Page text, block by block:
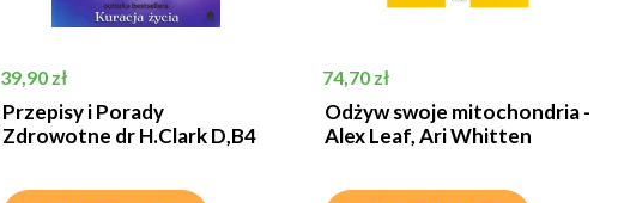
Cena
39,90 zł
Przepisy i Porady
Zdrowotne dr H.Clark D,B4
Cena
74,70 zł
Odżyw swoje mitochondria -
Alex Leaf, Ari Whitten